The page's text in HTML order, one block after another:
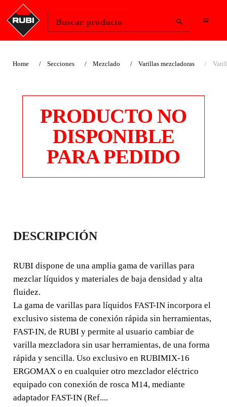
Buscar producto
Home Secciones Mezclado Varillas mezcladoras
PRODUCTO NO
DISPONIBLE
PARA PEDIDO
VARILLAS
MEZCLADORAS
LÍQUIDOS FAST-IN
RUBI dispone de una amplia gama de varillas para
mezclar líquidos y materiales de baja densidad y alta
fluidez.
DESCRIPCIÓN
RUBI dispone de una amplia gama de varillas para
mezclar líquidos y materiales de baja densidad y alta
fluidez.
La gama de varillas para líquidos FAST-IN incorpora el
exclusivo sistema de conexión rápida sin herramientas,
FAST-IN, de RUBI y permite al usuario cambiar de
varilla mezcladora sin usar herramientas, de una forma
rápida y sencilla. Uso exclusivo en RUBIMIX-16
ERGOMAX o en cualquier otro mezclador eléctrico
equipado con conexión de rosca M14, mediante
adaptador FAST-IN (Ref....